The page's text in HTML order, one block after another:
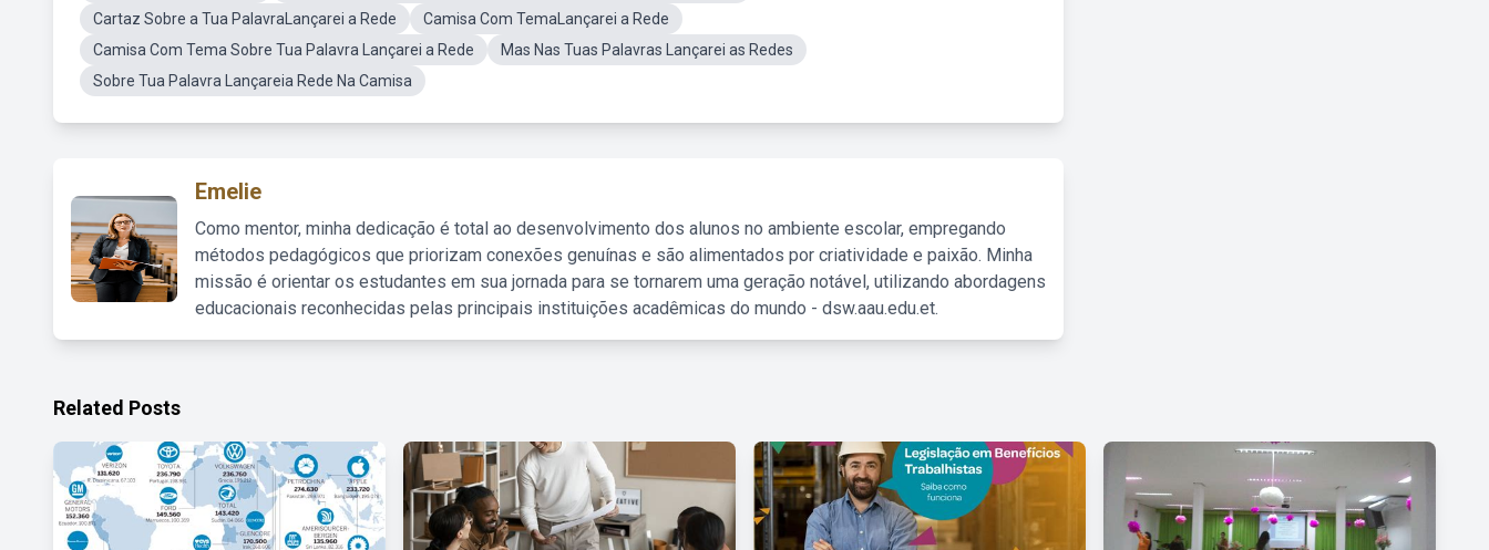
Cartaz Sobre a Tua PalavraLançarei a Rede
Camisa Com TemaLançarei a Rede
Camisa Com Tema Sobre Tua Palavra Lançarei a Rede
Mas Nas Tuas Palavras Lançarei as Redes
Sobre Tua Palavra Lançareia Rede Na Camisa
Emelie
Como mentor, minha dedicação é total ao desenvolvimento dos alunos no ambiente escolar, empregando
métodos pedagógicos que priorizam conexões genuínas e são alimentados por criatividade e paixão. Minha
missão é orientar os estudantes em sua jornada para se tornarem uma geração notável, utilizando abordagens
educacionais reconhecidas pelas principais instituições acadêmicas do mundo - dsw.aau.edu.et.
Related Posts